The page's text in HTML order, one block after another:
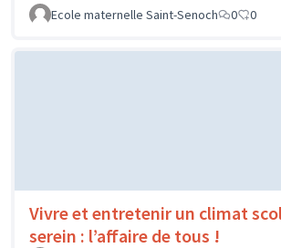
Ecole maternelle Saint-Senoch
0 0
Vivre et entretenir un climat
serein : l’affaire de tous !